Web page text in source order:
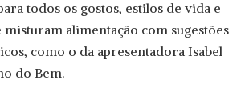
todos os gostos, estilos de vida e
misturam alimentação com sugestões
como o da apresentadora Isabel
do Bem.